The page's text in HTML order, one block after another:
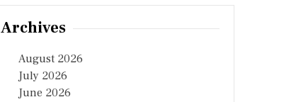
Archives
August 2026
July 2026
June 2026